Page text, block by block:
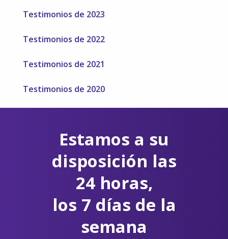
Testimonios de 2023
Testimonios de 2022
Testimonios de 2021
Testimonios de 2020
Estamos a su
disposición las
24 horas,
los 7 días de la
semana